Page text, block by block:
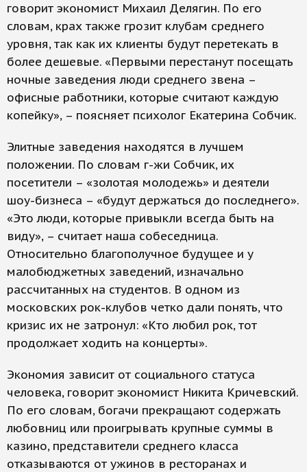
говорит экономист Михаил Делягин. По его
словам, крах также грозит клубам среднего
уровня, так как их клиенты будут перетекать в
более дешевые. «Первыми перестанут посещать
ночные заведения люди среднего звена –
офисные работники, которые считают каждую
копейку», – поясняет психолог Екатерина Собчик.
Элитные заведения находятся в лучшем
положении. По словам г-жи Собчик, их
посетители – «золотая молодежь» и деятели
шоу-бизнеса – «будут держаться до последнего».
«Это люди, которые привыкли всегда быть на
виду», – считает наша собеседница.
Относительно благополучное будущее и у
малобюджетных заведений, изначально
рассчитанных на студентов. В одном из
московских рок-клубов четко дали понять, что
кризис их не затронул: «Кто любил рок, тот
продолжает ходить на концерты».
Экономия зависит от социального статуса
человека, говорит экономист Никита Кричевский.
По его словам, богачи прекращают содержать
любовниц или проигрывать крупные суммы в
казино, представители среднего класса
отказываются от ужинов в ресторанах и